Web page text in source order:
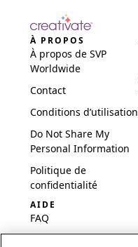
À PROPOS
À propos de SVP
Worldwide
Contact
Conditions d’utilisation
Do Not Share My
Personal Information
Politique de
confidentialité
AIDE
FAQ